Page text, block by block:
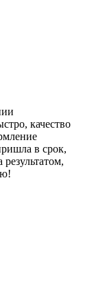
качество
в срок,